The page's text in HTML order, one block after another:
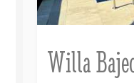
Willa